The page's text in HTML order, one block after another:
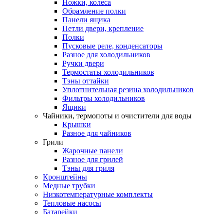
Ножки, колеса
Обрамление полки
Панели ящика
Петли двери, крепление
Полки
Пусковые реле, конденсаторы
Разное для холодильников
Ручки двери
Термостаты холодильников
Тэны оттайки
Уплотнительная резина холодильников
Фильтры холодильников
Ящики
Чайники, термопоты и очистители для воды
Крышки
Разное для чайников
Грили
Жарочные панели
Разное для грилей
Тэны для гриля
Кронштейны
Медные трубки
Низкотемпературные комплекты
Тепловые насосы
Батарейки